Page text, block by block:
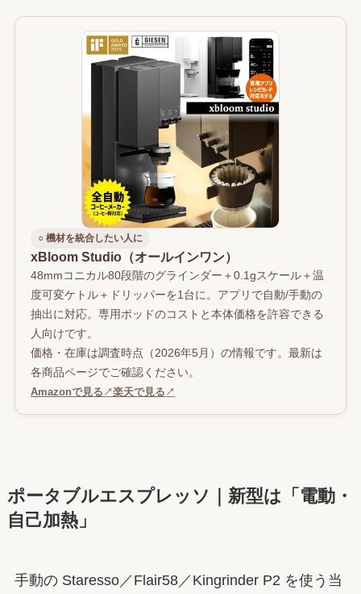
○ 機材を統合したい人に
xBloom Studio（オールインワン）
48mmコニカル80段階のグラインダー＋0.1gスケール＋温
度可変ケトル＋ドリッパーを1台に。アプリで自動/手動の
抽出に対応。専用ポッドのコストと本体価格を許容できる
人向けです。
価格・在庫は調査時点（2026年5月）の情報です。最新は
各商品ページでご確認ください。
Amazonで見る ↗楽天で見る ↗
ポータブルエスプレッソ｜新型は「電動・
自己加熱」
手動の Staresso／Flair58／Kingrinder P2 を使う当